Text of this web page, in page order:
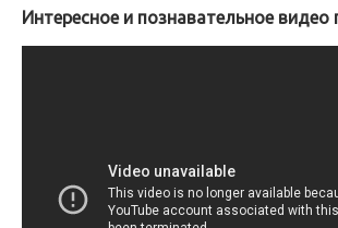
Интересное и познавательное видео